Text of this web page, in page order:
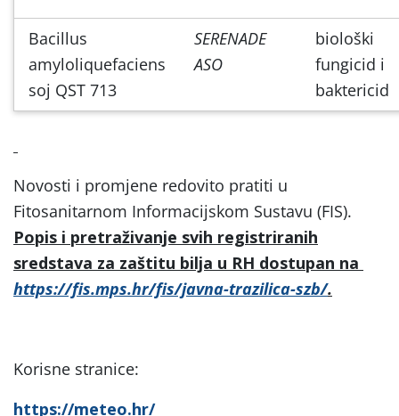
Bacillus
amyloliquefaciens
soj QST 713
SERENADE
ASO
biološki
fungicid i
baktericid
Novosti i promjene redovito pratiti u
Fitosanitarnom Informacijskom Sustavu (FIS).
Popis i pretraživanje svih registriranih
sredstava za zaštitu bilja u RH dostupan na
https://fis.mps.hr/fis/javna-trazilica-szb/.
Korisne stranice:
https://meteo.hr/